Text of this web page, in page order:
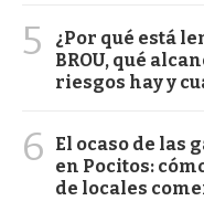
5
¿Por qué está
BROU, qué
riesgos hay y
6
El ocaso de las
en Pocitos:
de locales